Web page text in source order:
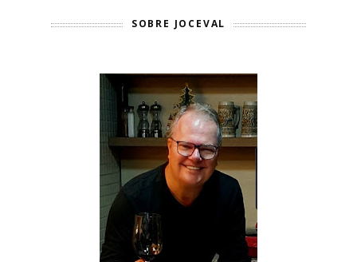
SOBRE JOCEVAL